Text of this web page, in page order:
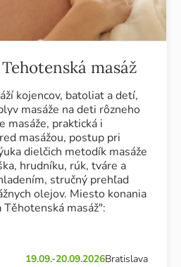
masáž
kojencov, batoliat a detí,
masáže na deti rôzneho
masáže, praktická i
masážou, postup pri
dielčich metodík masáže
hrudníku, rúk, tváre a
stručný prehľad
olejov. Miesto konania
Těhotenská masáž":
19.09.-20.09.2026Bratislava